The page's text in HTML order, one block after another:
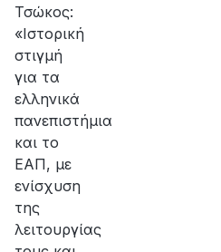
Τσώκος:
«Ιστορική
στιγμή
για τα
ελληνικά
πανεπιστήμια
και το
ΕΑΠ, με
ενίσχυση
της
λειτουργίας